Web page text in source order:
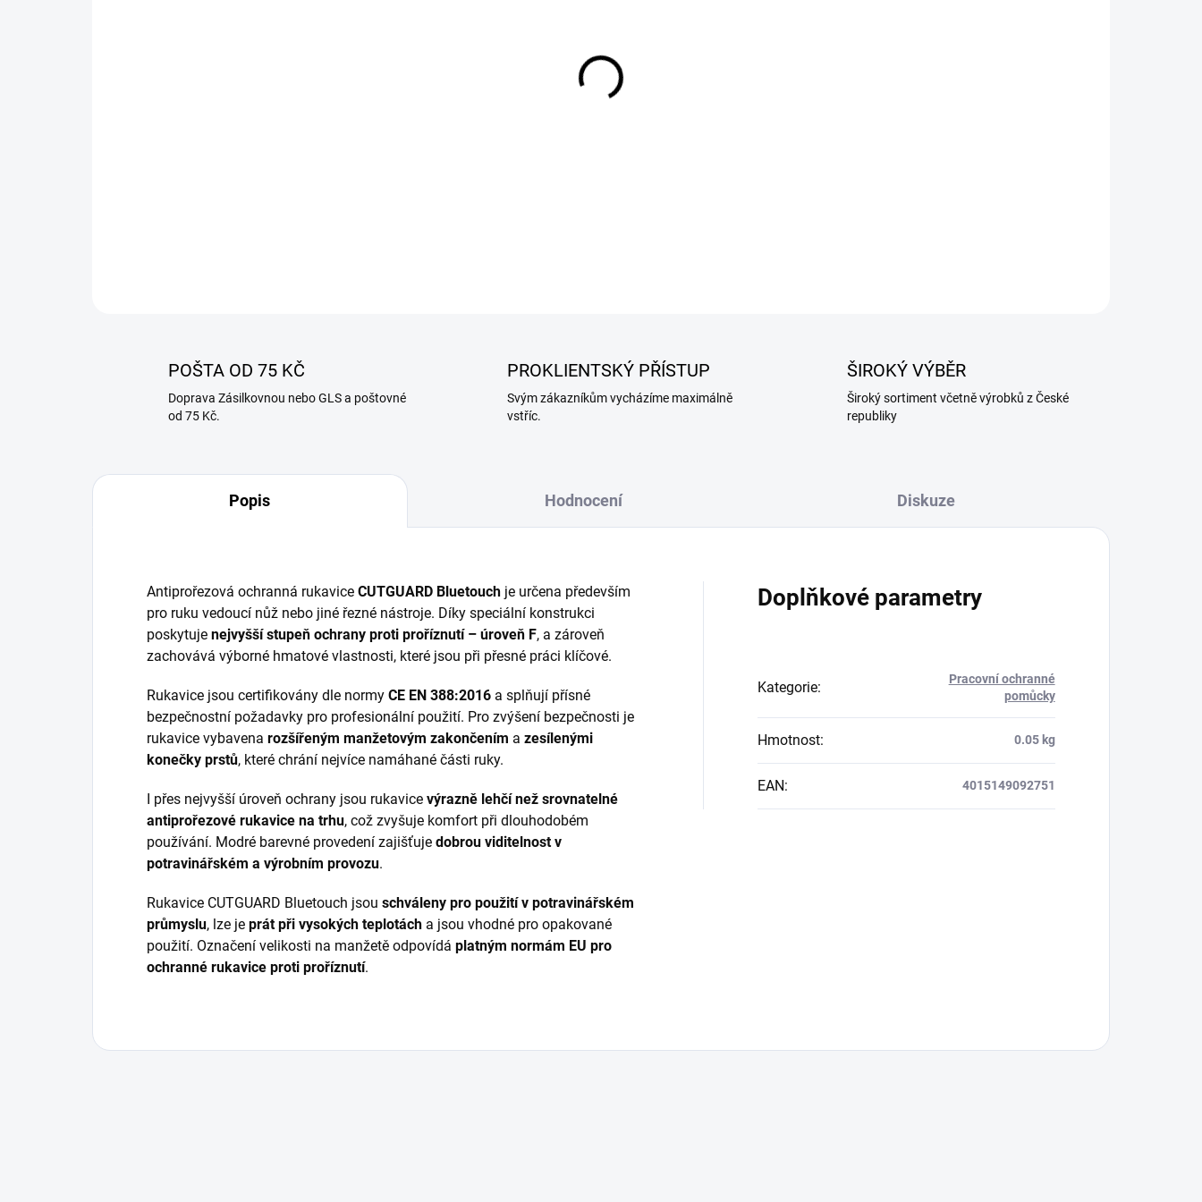
ochranou proti proříznutí (úroveň F), vynikající citlivostí při práci s nožem a
POŠTA OD 75 KČ
Doprava Zásilkovnou nebo GLS a poštovné
od 75 Kč.
PROKLIENTSKÝ PŘÍSTUP
Svým zákazníkům vycházíme maximálně
vstříc.
ŠIROKÝ VÝBĚR
Široký sortiment včetně výrobků z České
republiky
Popis Hodnocení Diskuze
Antiprořezová ochranná rukavice CUTGUARD Bluetouch je určena především
pro ruku vedoucí nůž nebo jiné řezné nástroje. Díky speciální konstrukci
poskytuje nejvyšší stupeň ochrany proti proříznutí – úroveň F, a zároveň
zachovává výborné hmatové vlastnosti, které jsou při přesné práci klíčové.
Rukavice jsou certifikovány dle normy CE EN 388:2016 a splňují přísné
bezpečnostní požadavky pro profesionální použití. Pro zvýšení bezpečnosti je
rukavice vybavena rozšířeným manžetovým zakončením a zesílenými
konečky prstů, které chrání nejvíce namáhané části ruky.
I přes nejvyšší úroveň ochrany jsou rukavice výrazně lehčí než srovnatelné
antiprořezové rukavice na trhu, což zvyšuje komfort při dlouhodobém
používání. Modré barevné provedení zajišťuje dobrou viditelnost v
potravinářském a výrobním provozu.
Rukavice CUTGUARD Bluetouch jsou schváleny pro použití v potravinářském
průmyslu, lze je prát při vysokých teplotách a jsou vhodné pro opakované
použití. Označení velikosti na manžetě odpovídá platným normám EU pro
ochranné rukavice proti proříznutí.
Doplňkové parametry
Kategorie:
Pracovní ochranné
pomůcky
Hmotnost: 0.05 kg
EAN: 4015149092751